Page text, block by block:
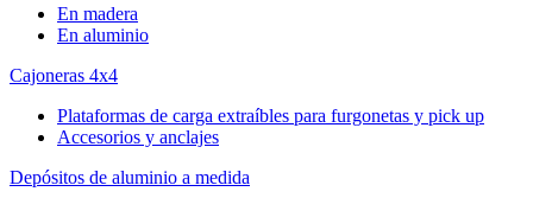
En madera
En aluminio
Cajoneras 4x4
Plataformas de carga extraíbles para furgonetas y pick up
Accesorios y anclajes
Depósitos de aluminio a medida